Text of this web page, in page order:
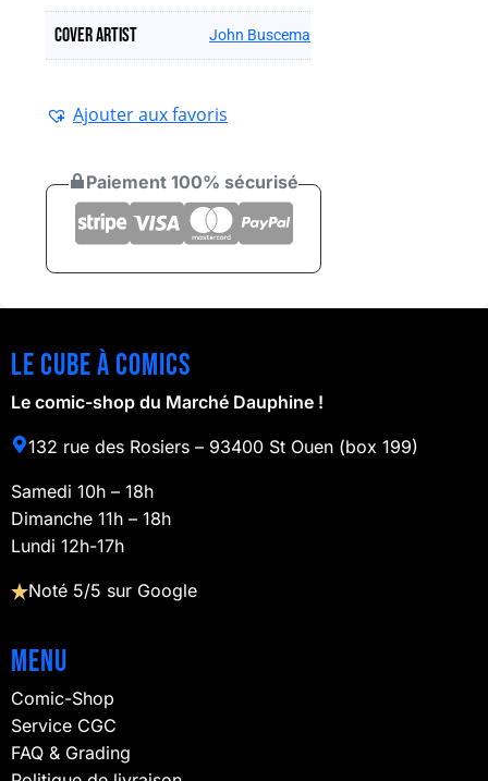
Cover artist John Buscema
Ajouter aux favoris
Paiement 100% sécurisé
Le cube à comics
Le comic-shop du Marché Dauphine !
132 rue des Rosiers – 93400 St Ouen (box 199)
Samedi 10h – 18h
Dimanche 11h – 18h
Lundi 12h-17h
Noté 5/5 sur Google
Menu
Comic-Shop
Service CGC
FAQ & Grading